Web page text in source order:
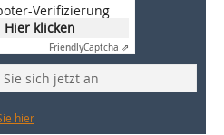
Verifizierung
Hier klicken
FriendlyCaptcha ⇗
sich jetzt an
hier